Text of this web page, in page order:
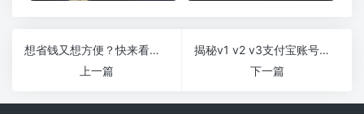
想省钱又想方便？快来看看二手支付宝账号出售的秘密！
上一篇
揭秘v1 v2 v3支付宝账号：如何让你的钱包轻松翻倍？
下一篇